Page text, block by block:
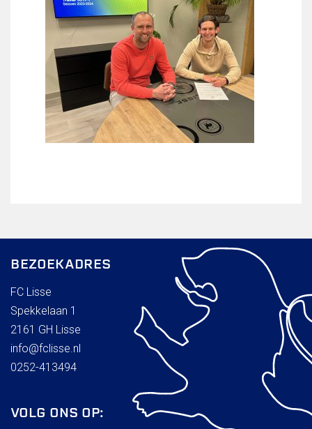
BEZOEKADRES
FC Lisse
Spekkelaan 1
2161 GH Lisse
info@fclisse.nl
0252-413494
VOLG ONS OP: